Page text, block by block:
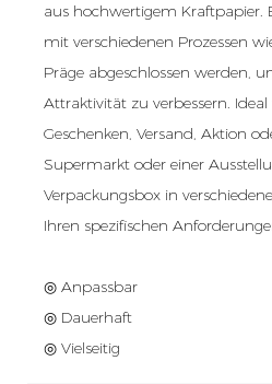
aus hochwertigem Kraftpapier.
mit verschiedenen Prozessen
Präge abgeschlossen werden,
Attraktivität zu verbessern.
Geschenken, Versand, Aktion
Supermarkt oder einer
Verpackungsbox in
Ihren spezifischen
◎ Anpassbar
◎ Dauerhaft
◎ Vielseitig